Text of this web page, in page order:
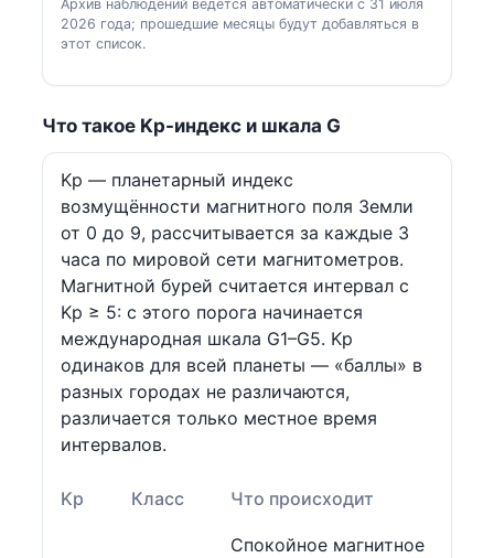
Архив наблюдений ведётся автоматически с 31 июля
2026 года; прошедшие месяцы будут добавляться в
этот список.
Что такое Kp-индекс и шкала G
Kp — планетарный индекс
возмущённости магнитного поля Земли
от 0 до 9, рассчитывается за каждые 3
часа по мировой сети магнитометров.
Магнитной бурей считается интервал с
Kp ≥ 5: с этого порога начинается
международная шкала G1–G5. Kp
одинаков для всей планеты — «баллы» в
разных городах не различаются,
различается только местное время
интервалов.
Kp Класс Что происходит
Спокойное магнитное